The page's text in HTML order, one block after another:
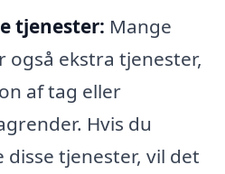
tjenester: Mange
ekstra tjenester,
af tag eller
Hvis du
tjenester, vil det